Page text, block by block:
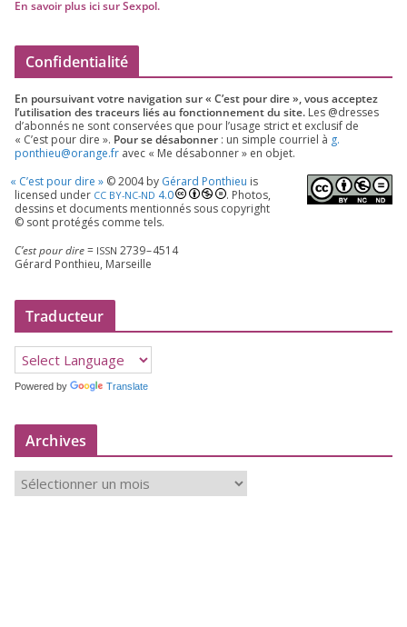
En savoir plus ici sur Sexpol.
Confidentialité
En pour­sui­vant votre navi­ga­tion sur « C’est pour dire », vous accep­tez
l’utilisation des tra­ceurs liés au fonc­tion­ne­ment du site. Les @dresses
d’a­bon­nés ne sont conser­vées que pour l’u­sage strict et exclu­sif de
« C’est pour dire ». Pour se désa­bon­ner : un simple cour­riel à g.​
ponthieu@​orange.​fr avec « Me désa­bon­ner » en objet.
« C’est pour dire » ©2004by Gérard Ponthieu is
licen­sed under CC BY-NC-ND 4.0
. Photos,
des­sins et docu­ments men­tion­nés sous copy­right
© sont pro­té­gés comme tels.
C’est pour dire= ISSN 2739–4514
Gérard Ponthieu, Marseille
Traducteur
Powered by Translate
Archives
r